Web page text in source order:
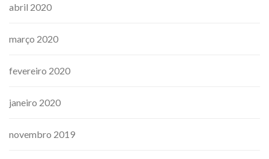
abril 2020
março 2020
fevereiro 2020
janeiro 2020
novembro 2019